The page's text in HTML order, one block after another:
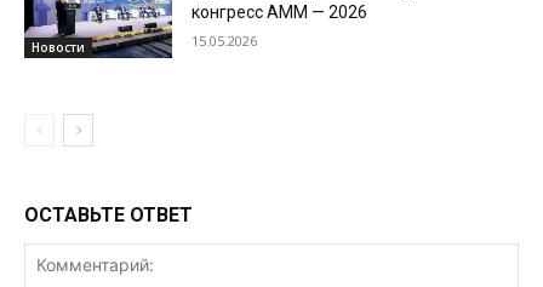
Новости
конгресс AMM — 2026
15.05.2026
ОСТАВЬТЕ ОТВЕТ